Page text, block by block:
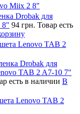
Miix 2 8"
Drobak для
8" 94 грн. Товар есть
Lenovo TAB 2
Drobak для
TAB 2 A7-10 7"
есть в наличии В
Lenovo TAB 2